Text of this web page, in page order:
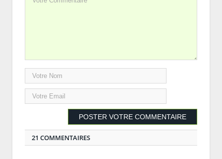
21 COMMENTAIRES